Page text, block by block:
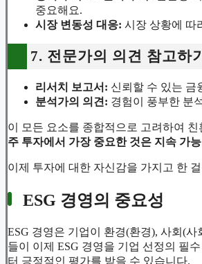
4. 투자 포트폴리오 다각화
수 있답니다.
5. 지속 가능성과 사회적
ESG 요소 검토:투자할 기업이 환
사회적 평판:소비자와 사회에서
6. 투자 기간 고려하기
장기 투자 VS 단기 투자:친환경
중요해요.
시장 변동성 대응:시장 상황에 따